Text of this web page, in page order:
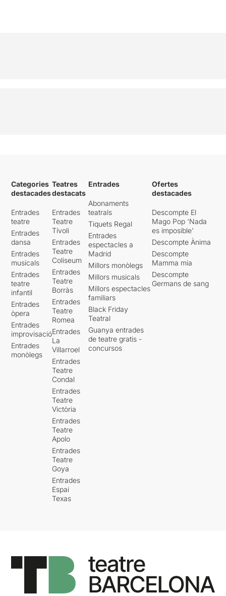
Categories
destacades
Entrades
teatre
Entrades
dansa
Entrades
musicals
Entrades
teatre
infantil
Entrades
òpera
Entrades
improvisació
Entrades
monòlegs
Teatres
destacats
Entrades
Teatre
Tívoli
Entrades
Teatre
Coliseum
Entrades
Teatre
Borràs
Entrades
Teatre
Romea
Entrades
La
Villarroel
Entrades
Teatre
Condal
Entrades
Teatre
Victòria
Entrades
Teatre
Apolo
Entrades
Teatre
Goya
Entrades
Espai
Texas
Entrades
Abonaments
teatrals
Tiquets Regal
Entrades
espectacles a
Madrid
Millors monòlegs
Millors musicals
Millors espectacles
familiars
Black Friday
Teatral
Guanya entrades
de teatre gratis -
concursos
Ofertes
destacades
Descompte El
Mago Pop 'Nada
es imposible'
Descompte Ànima
Descompte
Mamma mia
Descompte
Germans de sang